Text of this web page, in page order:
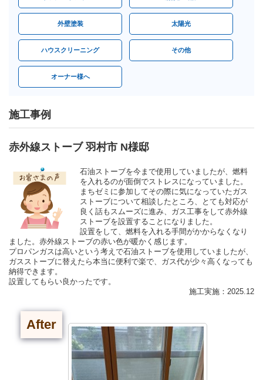
外壁塗装 太陽光
ハウスクリーニング その他
オーナー様へ
施工事例
赤外線ストーブ 羽村市 N様邸
石油ストーブを今まで使用していましたが、燃料
を入れるのが面倒でストレスになっていました。
まちゼミに参加してその際に気になっていたガス
ストーブについて相談したところ、とても対応が
良く話もスムーズに進み、ガス工事をして赤外線
ストーブを設置することになりました。
設置をして、燃料を入れる手間がかからなくなり
ました。赤外線ストーブの赤い色が暖かく感じます。
プロパンガスは高いという考えで石油ストーブを使用していましたが、
ガスストーブに替えたら本当に便利で楽で、ガス代が少々高くなっても
納得できます。
設置してもらい良かったです。
施工実施：2025.12
After